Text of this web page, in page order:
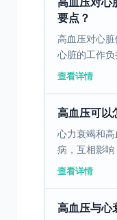
高血压对心
要点？
高血压对心
心脏的工作负
高血压会使得
查看详情
高血压可以
心力衰竭和
病，互相影响
心力衰竭的主
查看详情
高血压与心